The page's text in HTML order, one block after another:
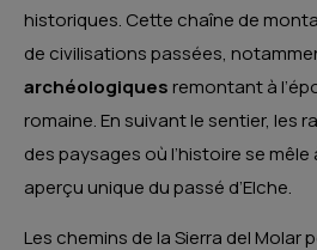
historiques. Cette chaîne de
de civilisations passées,
archéologiques remontant à
romaine. En suivant le sentier, les
des paysages où l’histoire se
aperçu unique du passé d’Elche.
Les chemins de la Sierra del